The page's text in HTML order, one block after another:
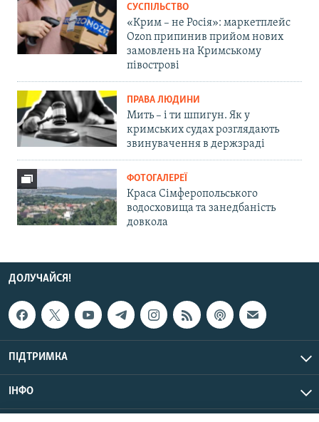
СУСПІЛЬСТВО
«Крим – не Росія»: маркетплейс
Ozon припинив прийом нових
замовлень на Кримському
півострові
ПРАВА ЛЮДИНИ
Мить – і ти шпигун. Як у
кримських судах розглядають
звинувачення в держзраді
ФОТОГАЛЕРЕЇ
Краса Сімферопольського
водосховища та занедбаність
довкола
ДОЛУЧАЙСЯ!
ПІДТРИМКА
ІНФО